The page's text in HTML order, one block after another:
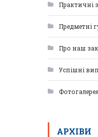
Практичні
Предметні
Про наш
Успішні
АРХІВИ